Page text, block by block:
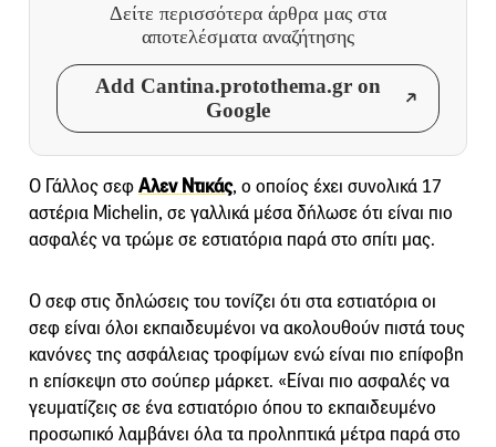
Δείτε περισσότερα άρθρα μας στα
αποτελέσματα αναζήτησης
Add Cantina.protothema.gr on
Google
Ο Γάλλος σεφΑλεν Ντικάς, ο οποίος έχει συνολικά 17
αστέρια Michelin, σε γαλλικά μέσα δήλωσε ότι είναι πιο
ασφαλές να τρώμε σε εστιατόρια παρά στο σπίτι μας.
Ο σεφ στις δηλώσεις του τονίζει ότι στα εστιατόρια οι
σεφ είναι όλοι εκπαιδευμένοι να ακολουθούν πιστά τους
κανόνες της ασφάλειας τροφίμων ενώ είναι πιο επίφοβη
η επίσκεψη στο σούπερ μάρκετ. «Είναι πιο ασφαλές να
γευματίζεις σε ένα εστιατόριο όπου το εκπαιδευμένο
προσωπικό λαμβάνει όλα τα προληπτικά μέτρα παρά στο